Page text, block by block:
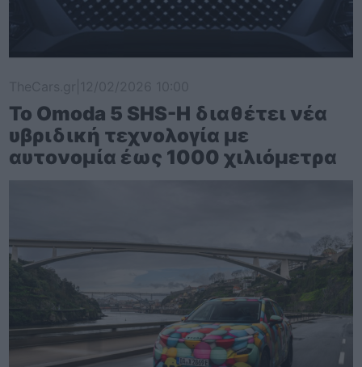
Το Omoda 5 SHS-H διαθέτει νέα
υβριδική τεχνολογία με
αυτονομία έως 1000 χιλιόμετρα